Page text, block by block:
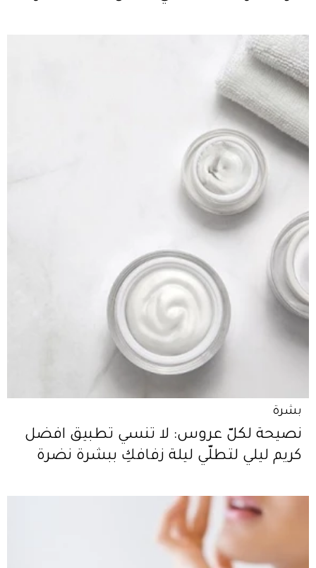
بشرة
نصيحة لكلّ عروس: لا تنسي تطبيق افضل
كريم ليلي لتطلّي ليلة زفافكِ ببشرة نضرة